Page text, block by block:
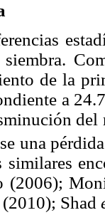
de la
a
una
similares
(2006);
(2010); Shad